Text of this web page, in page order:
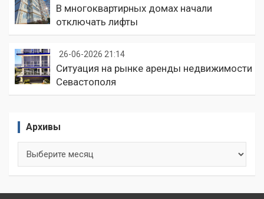
В многоквартирных домах начали
отключать лифты
26-06-2026 21:14
Ситуация на рынке аренды недвижимости
Севастополя
Архивы